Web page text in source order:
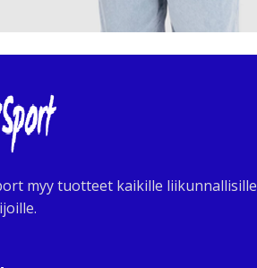
myy tuotteet kaikille liikunnallisille